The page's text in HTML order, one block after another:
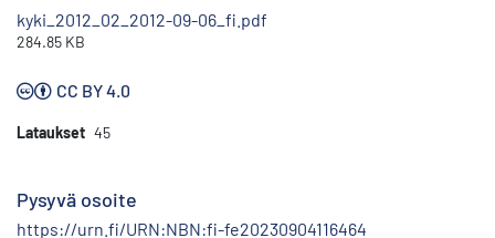
kyki_2012_02_2012-09-06_fi.pdf
284.85 KB
CC BY 4.0
Lataukset 45
Pysyvä osoite
https://urn.fi/URN:NBN:fi-fe20230904116464